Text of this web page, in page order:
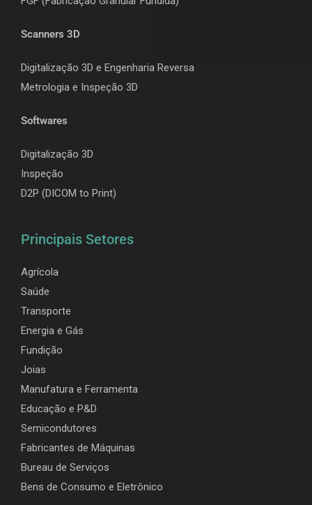
Scanners 3D
Digitalização 3D e Engenharia Reversa
Metrologia e Inspeção 3D
Softwares
Digitalização 3D
Inspeção
D2P (DICOM to Print)
Principais Setores
Agrícola
Saúde
Transporte
Energia e Gás
Fundição
Joias
Manufatura e Ferramenta
Educação e P&D
Semicondutores
Fabricantes de Máquinas
Bureau de Serviços
Bens de Consumo e Eletrônico